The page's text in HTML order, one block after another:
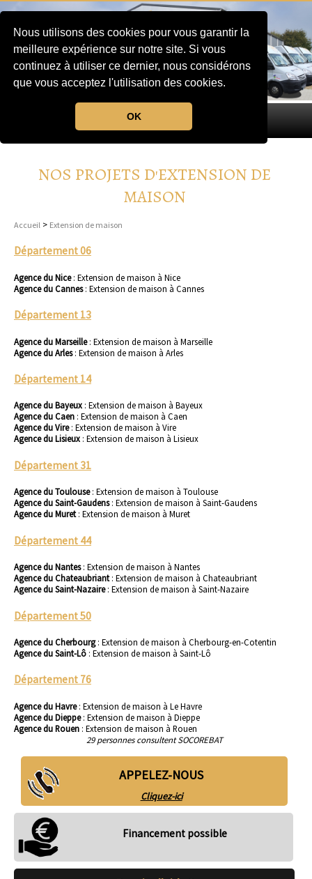
Nous utilisons des cookies pour vous garantir la
meilleure expérience sur notre site. Si vous
continuez à utiliser ce dernier, nous considérons
que vous acceptez l'utilisation des cookies.
OKMENU
NOS PROJETS D'EXTENSION DE
MAISON
Accueil > Extension de maison
Département 06
Agence du Nice: Extension de maison à Nice
Agence du Cannes: Extension de maison à Cannes
Département 13
Agence du Marseille: Extension de maison à Marseille
Agence du Arles: Extension de maison à Arles
Département 14
Agence du Bayeux : Extension de maison à Bayeux
Agence du Caen : Extension de maison à Caen
Agence du Vire: Extension de maison à Vire
Agence du Lisieux : Extension de maison à Lisieux
Département 31
Agence du Toulouse: Extension de maison à Toulouse
Agence du Saint-Gaudens: Extension de maison à Saint-Gaudens
Agence du Muret: Extension de maison à Muret
Département 44
Agence du Nantes: Extension de maison à Nantes
Agence du Chateaubriant: Extension de maison à Chateaubriant
Agence du Saint-Nazaire: Extension de maison à Saint-Nazaire
Département 50
Agence du Cherbourg: Extension de maison à Cherbourg-en-Cotentin
Agence du Saint-Lô : Extension de maison à Saint-Lô
Département 76
Agence du Havre: Extension de maison à Le Havre
Agence du Dieppe: Extension de maison à Dieppe
Agence du Rouen : Extension de maison à Rouen
29 personnes consultent SOCOREBAT
APPELEZ-NOUS
Cliquez-ici
Financement possible